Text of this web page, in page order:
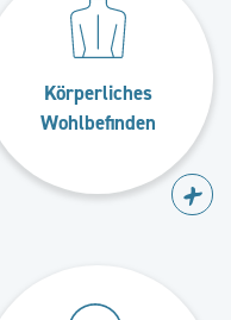
Körperliches
Wohlbefinden